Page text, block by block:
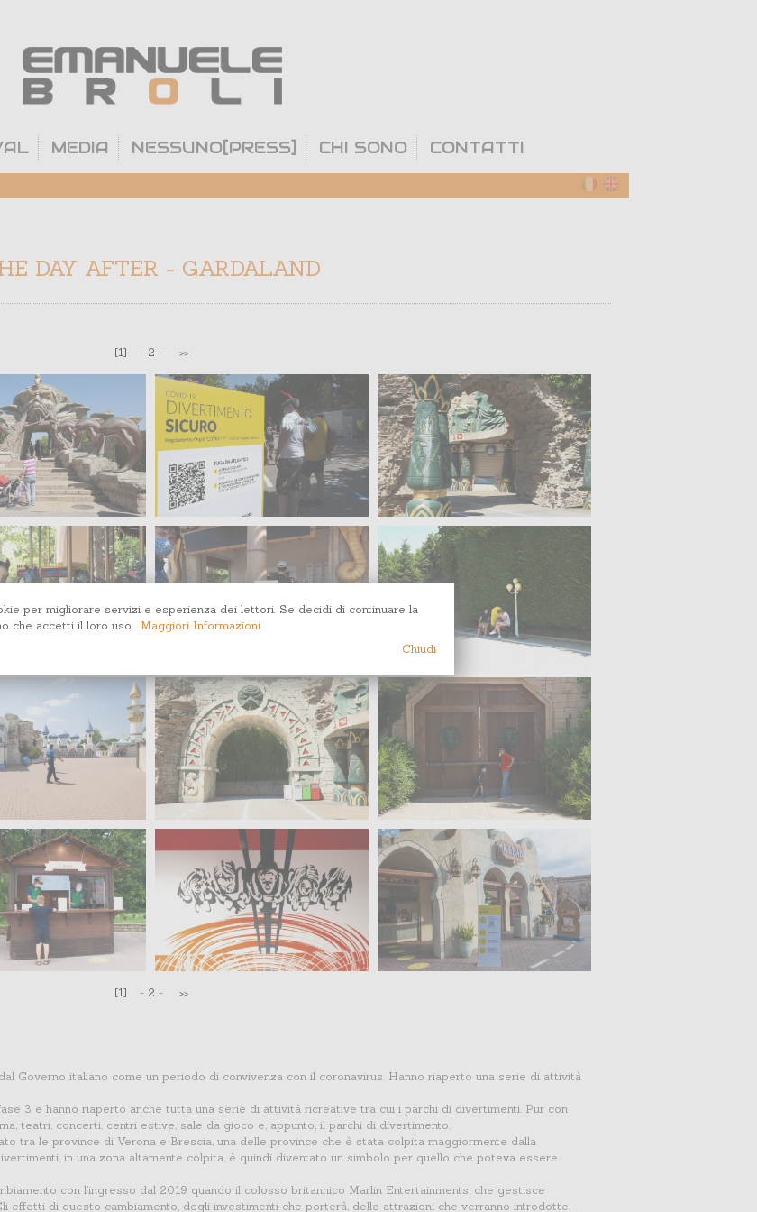
MEDIA NESSUNO[PRESS] CHI SONO CONTATTI
DAY AFTER - GARDALAND
[1] - 2 - >>
[1] - 2 - >>
Governo italiano come un periodo di convivenza con il coronavirus. Hanno riaperto una serie di attività
3 e hanno riaperto anche tutta una serie di attività ricreative tra cui i parchi di divertimenti. Pur con
teatri, concerti, centri estive, sale da gioco e, appunto, il parchi di divertimento.
tra le province di Verona e Brescia, una delle province che è stata colpita maggiormente dalla
in una zona altamente colpita, è quindi diventato un simbolo per quello che poteva essere
con l’ingresso dal 2019 quando il colosso britannico Marlin Entertainments, che gestisce
effetti di questo cambiamento, degli investimenti che porterà, delle attrazioni che verranno introdotte,
per migliorare servizi e esperienza dei lettori. Se decidi di continuare la
che accetti il loro uso.
Maggiori Informazioni
Chiudi